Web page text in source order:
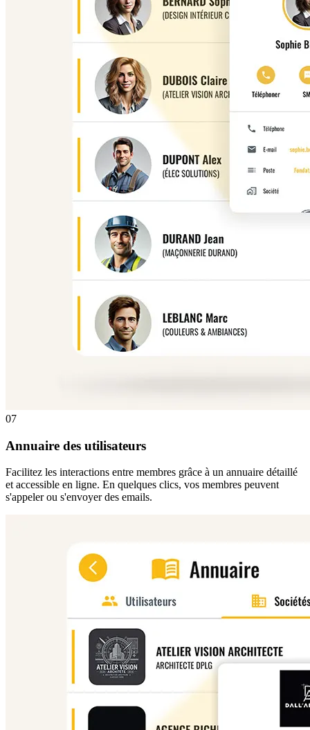
07
Annuaire des utilisateurs
Facilitez les interactions entre membres grâce à un annuaire détaillé
et accessible en ligne. En quelques clics, vos membres peuvent
s'appeler ou s'envoyer des emails.